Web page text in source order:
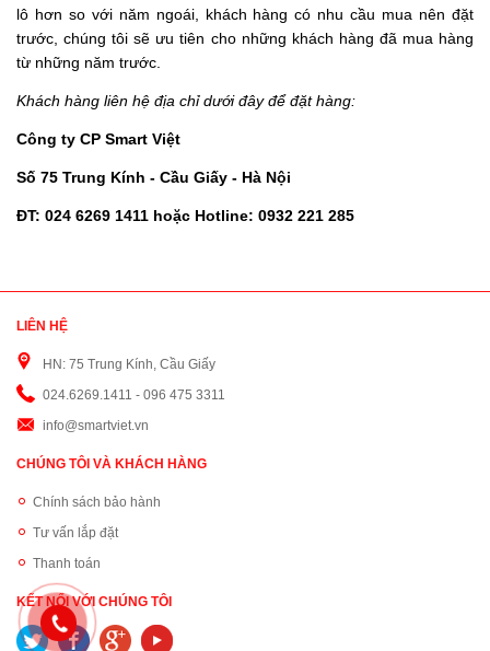
lô hơn so với năm ngoái, khách hàng có nhu cầu mua nên đặt
trước, chúng tôi sẽ ưu tiên cho những khách hàng đã mua hàng
từ những năm trước.
Khách hàng liên hệ địa chỉ dưới đây để đặt hàng:
Công ty CP Smart Việt
Số 75 Trung Kính - Cầu Giấy - Hà Nội
ĐT: 024 6269 1411 hoặc Hotline: 0932 221 285
LIÊN HỆ
HN: 75 Trung Kính, Cầu Giấy
024.6269.1411 - 096 475 3311
info@smartviet.vn
CHÚNG TÔI VÀ KHÁCH HÀNG
Chính sách bảo hành
Tư vấn lắp đặt
Thanh toán
KẾT NỐI VỚI CHÚNG TÔI